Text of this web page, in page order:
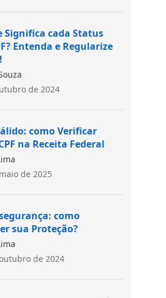
Significa cada Status
Entenda e Regularize
de 2024
como Verificar
na Receita Federal
de 2025
como
sua Proteção?
de 2024